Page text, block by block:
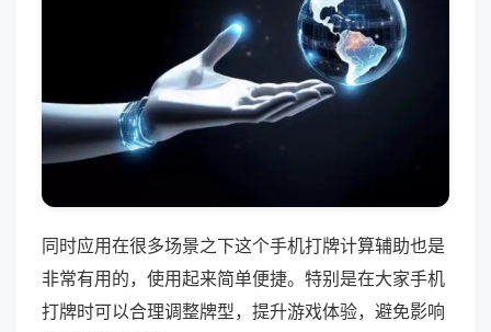
同时应用在很多场景之下这个手机打牌计算辅助也是
非常有用的，使用起来简单便捷。特别是在大家手机
打牌时可以合理调整牌型，提升游戏体验，避免影响